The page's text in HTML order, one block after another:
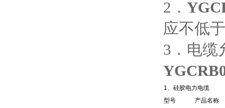
2．
应不低
3．电缆
1、硅胶电力电缆
型号
产品名称